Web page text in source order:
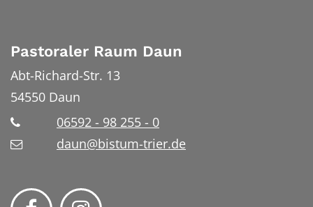
Pastoraler Raum Daun
Abt-Richard-Str. 13
54550 Daun
06592 - 98 255 - 0
daun@bistum-trier.de